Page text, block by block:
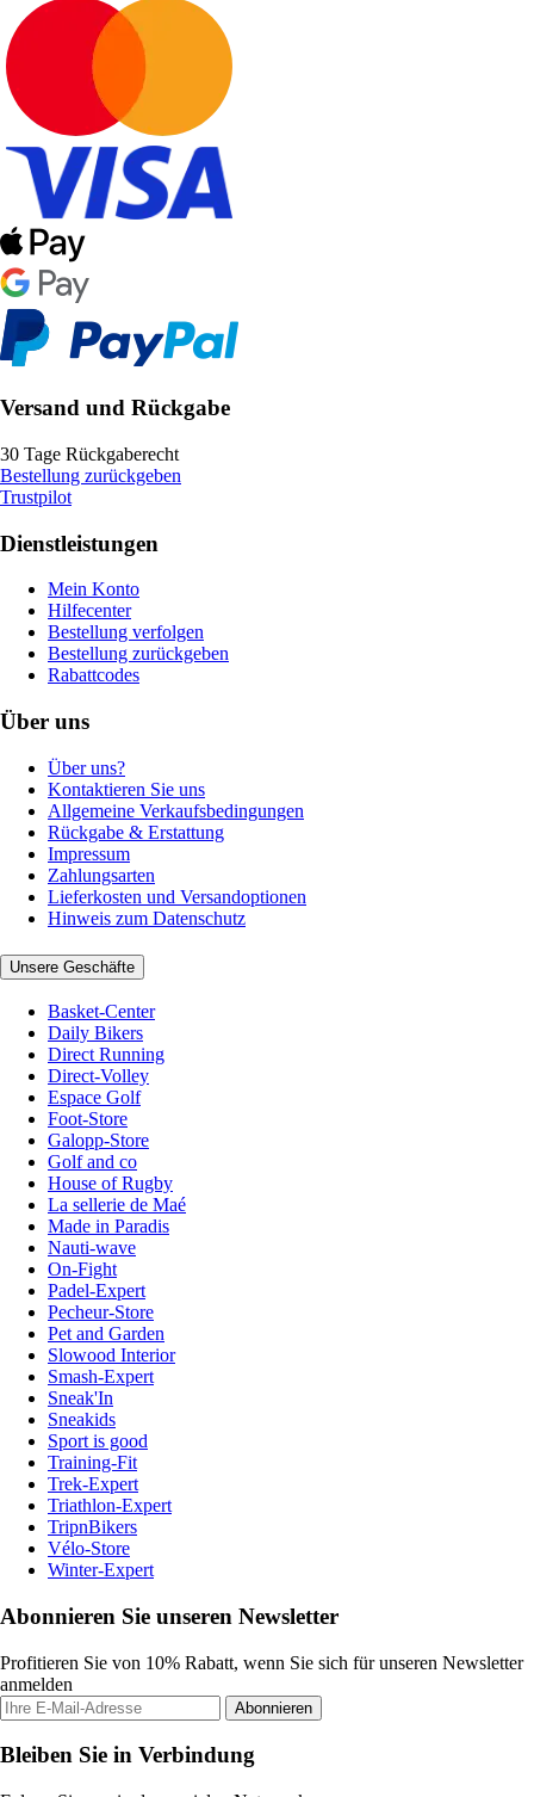
Versand und Rückgabe
30 Tage Rückgaberecht
Bestellung zurückgeben
Trustpilot
Dienstleistungen
Mein Konto
Hilfecenter
Bestellung verfolgen
Bestellung zurückgeben
Rabattcodes
Über uns
Über uns?
Kontaktieren Sie uns
Allgemeine Verkaufsbedingungen
Rückgabe & Erstattung
Impressum
Zahlungsarten
Lieferkosten und Versandoptionen
Hinweis zum Datenschutz
Unsere Geschäfte
Basket-Center
Daily Bikers
Direct Running
Direct-Volley
Espace Golf
Foot-Store
Galopp-Store
Golf and co
House of Rugby
La sellerie de Maé
Made in Paradis
Nauti-wave
On-Fight
Padel-Expert
Pecheur-Store
Pet and Garden
Slowood Interior
Smash-Expert
Sneak'In
Sneakids
Sport is good
Training-Fit
Trek-Expert
Triathlon-Expert
TripnBikers
Vélo-Store
Winter-Expert
Abonnieren Sie unseren Newsletter
Profitieren Sie von 10% Rabatt, wenn Sie sich für unseren Newsletter
anmelden
Abonnieren
Bleiben Sie in Verbindung